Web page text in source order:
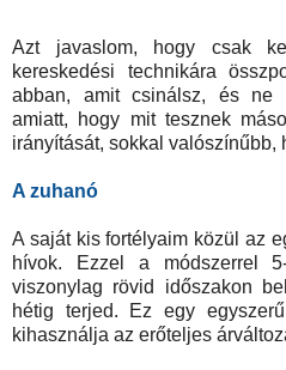
Azt javaslom, hogy csak
kereskedési technikára
abban, amit csinálsz, és ne
amiatt, hogy mit tesznek
irányítását, sokkal valószínűbb,
A zuhanó
A saját kis fortélyaim közül az
hívok. Ezzel a módszerrel
viszonylag rövid időszakon
hétig terjed. Ez egy
kihasználja az erőteljes